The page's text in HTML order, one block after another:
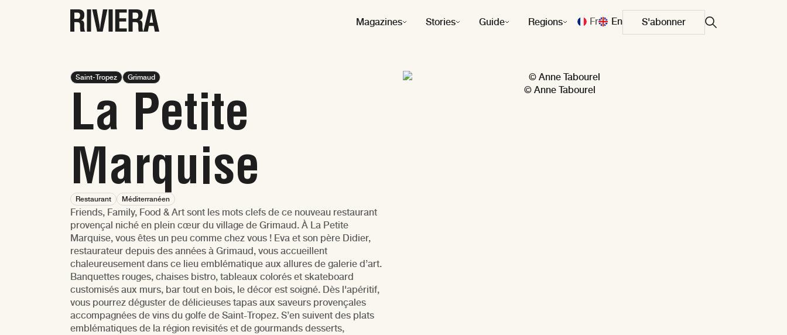
Magazines Stories Guide Regions Fr En S'abonner
Saint-Tropez Grimaud
La Petite
Marquise
Restaurant Méditerranéen
Friends, Family, Food & Art sont les mots clefs de ce nouveau restaurant
provençal niché en plein cœur du village de Grimaud. À La Petite
Marquise, vous êtes un peu comme chez vous ! Eva et son père Didier,
restaurateur depuis des années à Grimaud, vous accueillent
chaleureusement dans ce lieu emblématique aux allures de galerie d’art.
Banquettes rouges, chaises bistro, tableaux colorés et skateboard
customisés aux murs, bar tout en bois, le décor est soigné. Dès l'apéritif,
vous pourrez déguster de délicieuses tapas aux saveurs provençales
accompagnées de vins du golfe de Saint-Tropez. S’en suivent des plats
emblématiques de la région revisités et de gourmands desserts,
© Anne Tabourel